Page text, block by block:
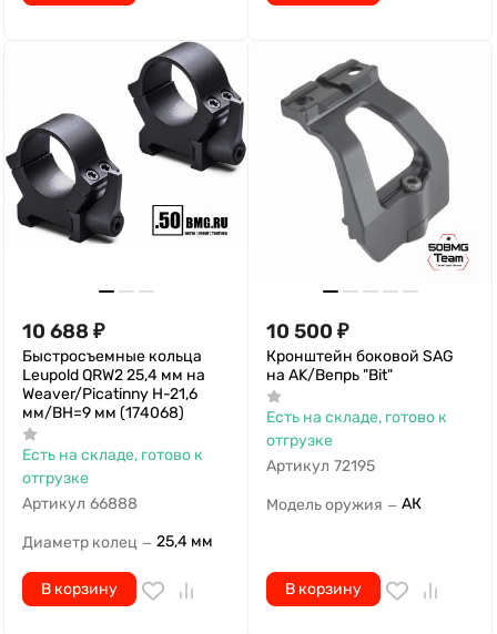
10 688 ₽
Быстросъемные кольца
Leupold QRW2 25,4 мм на
Weaver/Picatinny H-21,6
мм/BH=9 мм (174068)
Есть на складе, готово к
отгрузке
Артикул 66888
Диаметр колец — 25,4 мм
В корзину
10 500 ₽
Кронштейн боковой SAG
на AK/Вепрь "Bit"
Есть на складе, готово к
отгрузке
Артикул 72195
Модель оружия — АК
В корзину